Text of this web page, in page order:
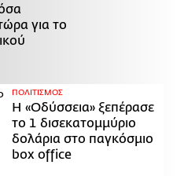
για το
ΠΟΛΙΤΙΣΜΟΣ
Η «Οδύσσεια» ξεπέρασε
το 1 δισεκατομμύριο
δολάρια στο παγκόσμιο
box office